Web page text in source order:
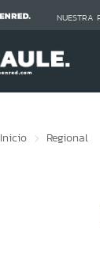
NUESTRA
Inicio Regional